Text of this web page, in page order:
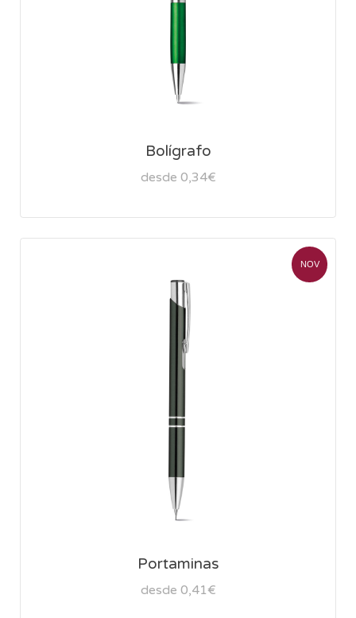
Bolígrafo
desde 0,34€
NOV
Portaminas
desde 0,41€